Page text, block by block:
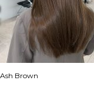
Ash Brown